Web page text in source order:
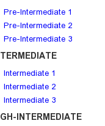
Pre-Intermediate 1
Pre-Intermediate 2
Pre-Intermediate 3
Intermediate 1
Intermediate 2
Intermediate 3
INTERMEDIATE